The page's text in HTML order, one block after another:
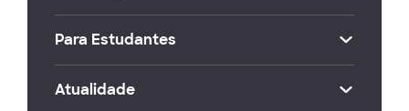
Para Estudantes
Atualidade